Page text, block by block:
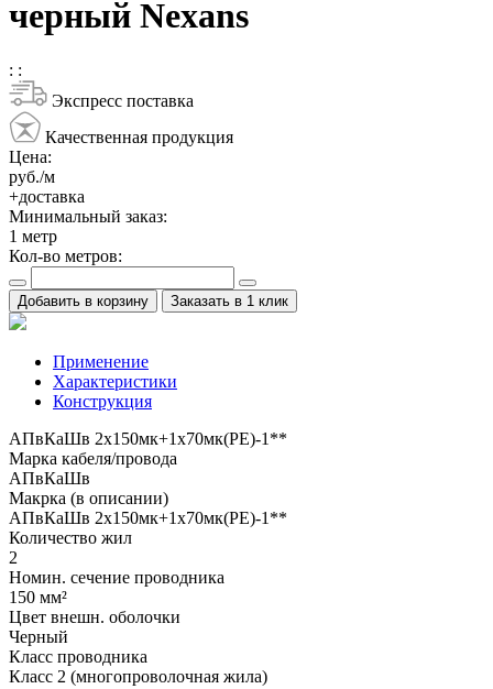
черный Nexans
: :
Экспресс поставка
Качественная продукция
Цена:
руб./м
+доставка
Минимальный заказ:
1 метр
Кол-во метров:
Добавить в корзину Заказать в 1 клик
Применение
Характеристики
Конструкция
АПвКаШв 2x150мк+1x70мк(PE)-1**
Марка кабеля/провода
АПвКаШв
Макрка (в описании)
АПвКаШв 2x150мк+1x70мк(PE)-1**
Количество жил
2
Номин. сечение проводника
150 мм²
Цвет внешн. оболочки
Черный
Класс проводника
Класс 2 (многопроволочная жила)